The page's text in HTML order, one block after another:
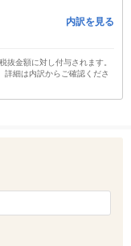
内訳を見る
抜金額に対し付与されます。
詳細は内訳からご確認くださ